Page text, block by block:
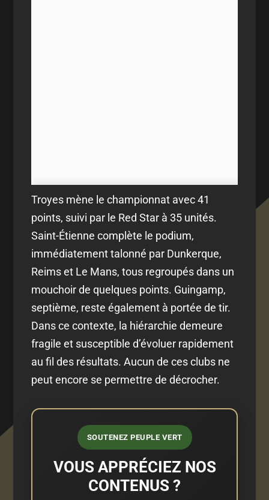
Troyes mène le championnat avec 41
points, suivi par le Red Star à 35 unités.
Saint-Étienne complète le podium,
immédiatement talonné par Dunkerque,
Reims et Le Mans, tous regroupés dans un
mouchoir de quelques points. Guingamp,
septième, reste également à portée de tir.
Dans ce contexte, la hiérarchie demeure
fragile et susceptible d’évoluer rapidement
au fil des résultats. Aucun de ces clubs ne
peut encore se permettre de décrocher.
SOUTENEZ PEUPLE VERT
VOUS APPRÉCIEZ NOS
CONTENUS ?